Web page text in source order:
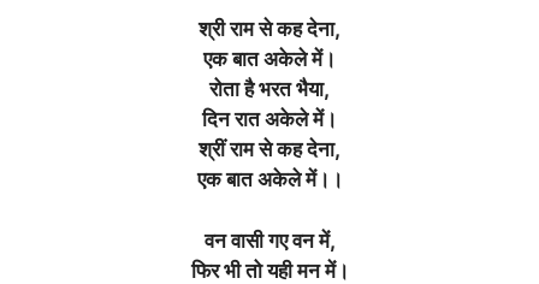
श्री राम से कह देना,
एक बात अकेले में।
रोता है भरत भैया,
दिन रात अकेले में।
श्रीं राम से कह देना,
एक बात अकेले में।।
वन वासी गए वन में,
फिर भी तो यही मन में।